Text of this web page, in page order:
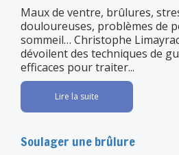
Maux de ventre, brûlures,
douloureuses, problèmes de
sommeil… Christophe
dévoilent des techniques de
efficaces pour traiter...
Lire la suite
Soulager une brûlure